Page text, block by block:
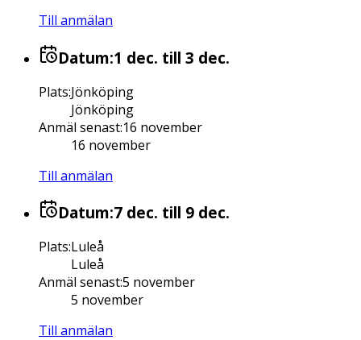
Till anmälan
Datum:1 dec. till 3 dec.
Plats:Jönköping
Jönköping
Anmäl senast:16 november
16 november
Till anmälan
Datum:7 dec. till 9 dec.
Plats:Luleå
Luleå
Anmäl senast:5 november
5 november
Till anmälan